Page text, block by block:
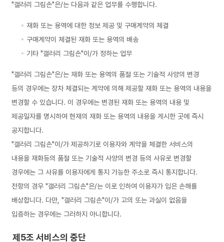
"갤러리 그림손"은/는 다음과 같은 업무를 수행합니다.
재화 또는 용역에 대한 정보 제공 및 구매계약의 체결
구매계약이 체결된 재화 또는 용역의 배송
기타 "갤러리 그림손"이/가 정하는 업무
"갤러리 그림손"은/는 재화 또는 용역의 품절 또는 기술적 사양의 변경
등의 경우에는 장차 체결되는 계약에 의해 제공할 재화 또는 용역의 내용을
변경할 수 있습니다. 이 경우에는 변경된 재화 또는 용역의 내용 및
제공일자를 명시하여 현재의 재화 또는 용역의 내용을 게시한 곳에 즉시
공지합니다.
"갤러리 그림손"이/가 제공하기로 이용자와 계약을 체결한 서비스의
내용을 재화등의 품절 또는 기술적 사양의 변경 등의 사유로 변경할
경우에는 그 사유를 이용자에게 통지 가능한 주소로 즉시 통지합니다.
전항의 경우 "갤러리 그림손"은/는 이로 인하여 이용자가 입은 손해를
배상합니다. 다만, "갤러리 그림손"이/가 고의 또는 과실이 없음을
입증하는 경우에는 그러하지 아니합니다.
제5조 서비스의 중단